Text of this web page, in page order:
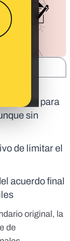
para
sin
de limitar el
acuerdo final
original, la
de